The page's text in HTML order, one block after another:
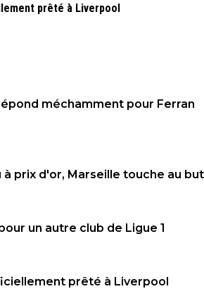
prêté à Liverpool
méchamment pour Ferran
à prix d'or, Marseille touche au but
un autre club de Ligue 1
prêté à Liverpool